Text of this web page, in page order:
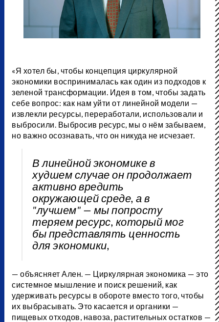
«Я хотел бы, чтобы концепция циркулярной
экономики воспринималась как один из подходов к
зеленой трансформации. Идея в том, чтобы задать
себе вопрос: как нам уйти от линейной модели —
извлекли ресурсы, переработали, использовали и
выбросили. Выбросив ресурс, мы о нём забываем,
но важно осознавать, что он никуда не исчезает.
В линейной экономике в
худшем случае он продолжает
активно вредить
окружающей среде, а в
"лучшем" — мы попросту
теряем ресурс, который мог
бы представлять ценность
для экономики,
— объясняет Ален. — Циркулярная экономика — это
системное мышление и поиск решений, как
удерживать ресурсы в обороте вместо того, чтобы
их выбрасывать. Это касается и органики —
пищевых отходов, навоза, растительных остатков —